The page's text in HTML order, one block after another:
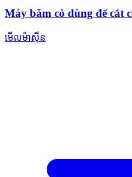
Máy băm cỏ dùng để cắt
មើលម៉ាស៊ីន